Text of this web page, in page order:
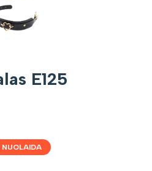
E125
NUOLAIDA